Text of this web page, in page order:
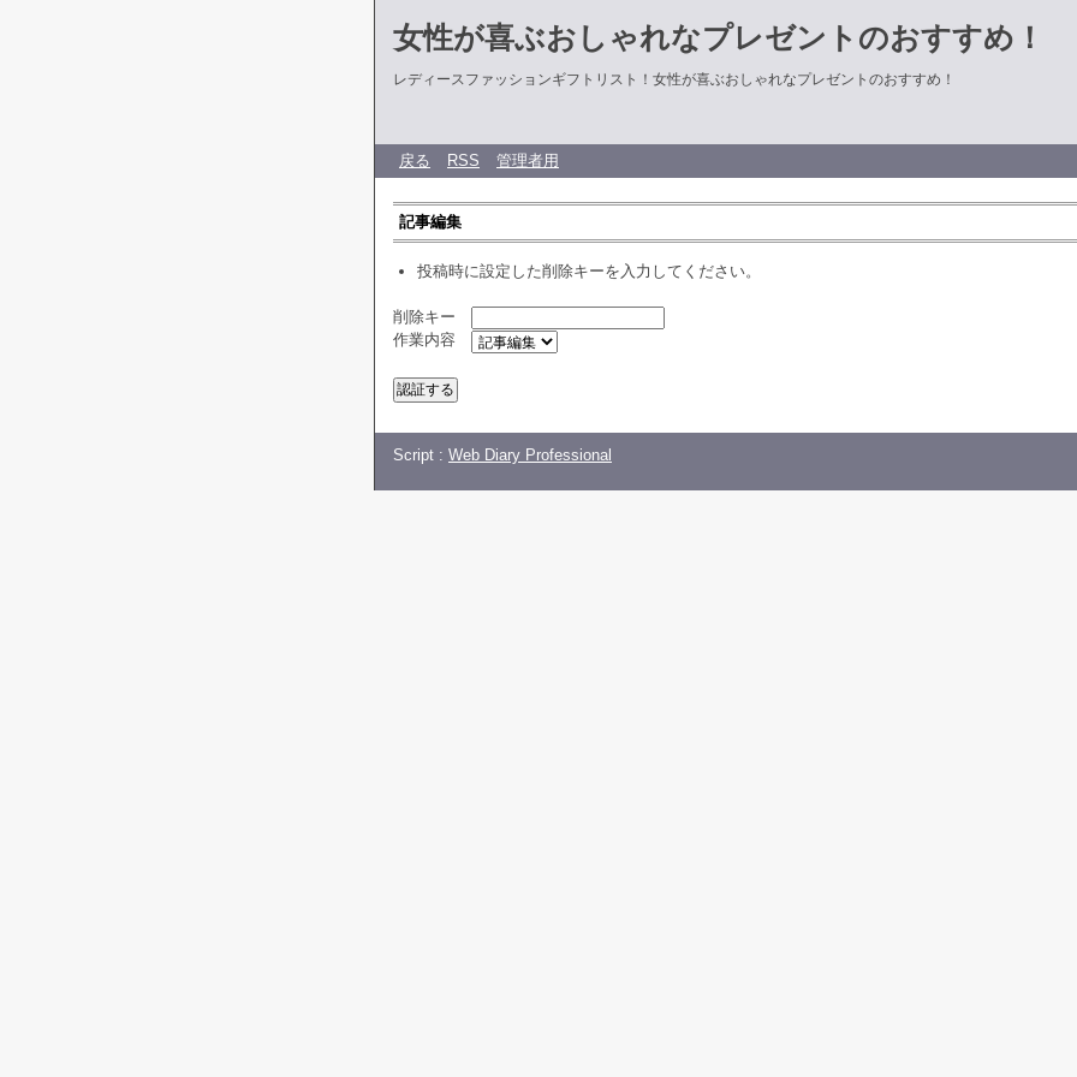
女性が喜ぶおしゃれなプレゼントのおすすめ！
レディースファッションギフトリスト！女性が喜ぶおしゃれなプレゼントのおすすめ！
戻る RSS 管理者用
記事編集
投稿時に設定した削除キーを入力してください。
削除キー
作業内容
Script : Web Diary Professional